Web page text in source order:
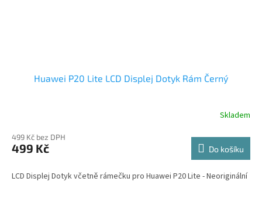
Huawei P20 Lite LCD Displej Dotyk Rám Černý
Skladem
499 Kč bez DPH
499 Kč Do košíku
LCD Displej Dotyk včetně rámečku pro Huawei P20 Lite - Neoriginální